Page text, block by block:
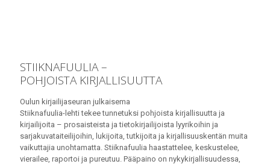
STIIKNAFUULIA –
POHJOISTA KIRJALLISUUTTA
Oulun kirjailijaseuran julkaisema
Stiiknafuulia-lehti tekee tunnetuksi pohjoista kirjallisuutta ja
kirjailijoita – prosaisteista ja tietokirjailijoista lyyrikoihin ja
sarjakuvataiteilijoihin, lukijoita, tutkijoita ja kirjallisuuskentän muita
vaikuttajia unohtamatta. Stiiknafuulia haastattelee, keskustelee,
vierailee, raportoi ja pureutuu. Pääpaino on nykykirjallisuudessa,